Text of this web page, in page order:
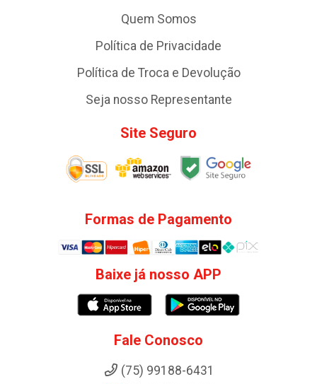
Quem Somos
Política de Privacidade
Política de Troca e Devolução
Seja nosso Representante
Site Seguro
Formas de Pagamento
Baixe já nosso APP
Fale Conosco
(75) 99188-6431